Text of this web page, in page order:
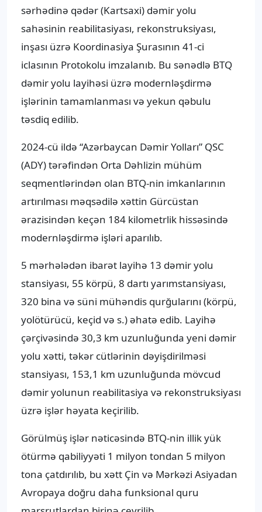
sərhədinə qədər (Kartsaxi) dəmir yolu
sahəsinin reabilitasiyası, rekonstruksiyası,
inşası üzrə Koordinasiya Şurasının 41-ci
iclasının Protokolu imzalanıb. Bu sənədlə BTQ
dəmir yolu layihəsi üzrə modernləşdirmə
işlərinin tamamlanması və yekun qəbulu
təsdiq edilib.
2024-cü ildə “Azərbaycan Dəmir Yolları” QSC
(ADY) tərəfindən Orta Dəhlizin mühüm
seqmentlərindən olan BTQ-nin imkanlarının
artırılması məqsədilə xəttin Gürcüstan
ərazisindən keçən 184 kilometrlik hissəsində
modernləşdirmə işləri aparılıb.
5 mərhələdən ibarət layihə 13 dəmir yolu
stansiyası, 55 körpü, 8 dartı yarımstansiyası,
320 bina və süni mühəndis qurğularını (körpü,
yolötürücü, keçid və s.) əhatə edib. Layihə
çərçivəsində 30,3 km uzunluğunda yeni dəmir
yolu xətti, təkər cütlərinin dəyişdirilməsi
stansiyası, 153,1 km uzunluğunda mövcud
dəmir yolunun reabilitasiya və rekonstruksiyası
üzrə işlər həyata keçirilib.
Görülmüş işlər nəticəsində BTQ-nin illik yük
ötürmə qabiliyyəti 1 milyon tondan 5 milyon
tona çatdırılıb, bu xətt Çin və Mərkəzi Asiyadan
Avropaya doğru daha funksional quru